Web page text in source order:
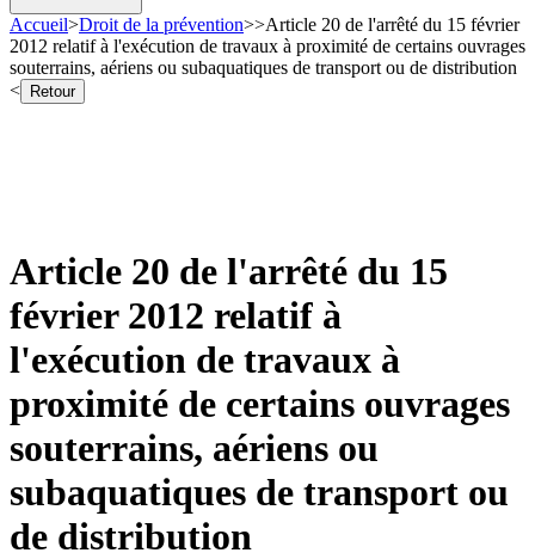
Accueil>Droit de la prévention>>Article 20 de l'arrêté du 15 février
2012 relatif à l'exécution de travaux à proximité de certains ouvrages
souterrains, aériens ou subaquatiques de transport ou de distribution
<
Retour
Article 20 de l'arrêté du 15
février 2012 relatif à
l'exécution de travaux à
proximité de certains ouvrages
souterrains, aériens ou
subaquatiques de transport ou
de distribution